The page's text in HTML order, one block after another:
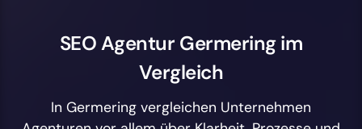
SEO Agentur Germering im
Vergleich
In Germering vergleichen Unternehmen